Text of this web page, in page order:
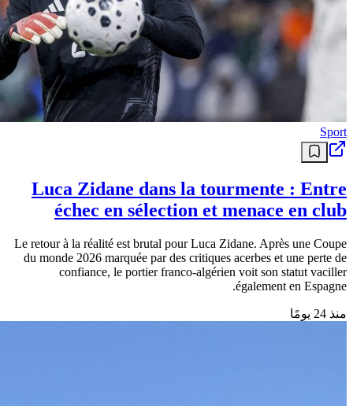
AFR : Fall : «Sur le plan du droit, il n’y a
aucune menace»
Le président de la Fédération sénégalaise de football (FSF),
Abdoulaye … L’article AFR : Fall : «Sur le plan du droit, il n’y a
منذ 4 أشهر